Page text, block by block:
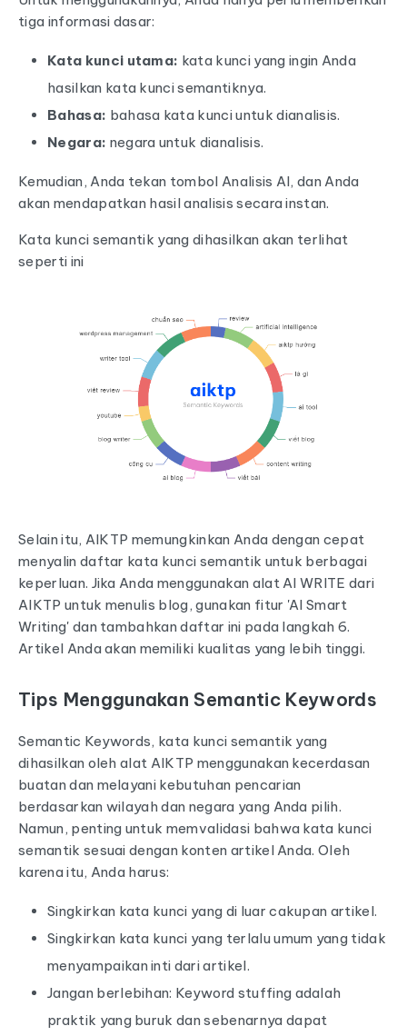
tiga informasi dasar:
Kata kunci utama: kata kunci yang ingin Anda
hasilkan kata kunci semantiknya.
Bahasa: bahasa kata kunci untuk dianalisis.
Negara: negara untuk dianalisis.
Kemudian, Anda tekan tombol Analisis AI, dan Anda
akan mendapatkan hasil analisis secara instan.
Kata kunci semantik yang dihasilkan akan terlihat
seperti ini
Selain itu, AIKTP memungkinkan Anda dengan cepat
menyalin daftar kata kunci semantik untuk berbagai
keperluan. Jika Anda menggunakan alat AI WRITE dari
AIKTP untuk menulis blog, gunakan fitur 'AI Smart
Writing' dan tambahkan daftar ini pada langkah 6.
Artikel Anda akan memiliki kualitas yang lebih tinggi.
Tips Menggunakan Semantic Keywords
Semantic Keywords, kata kunci semantik yang
dihasilkan oleh alat AIKTP menggunakan kecerdasan
buatan dan melayani kebutuhan pencarian
berdasarkan wilayah dan negara yang Anda pilih.
Namun, penting untuk memvalidasi bahwa kata kunci
semantik sesuai dengan konten artikel Anda. Oleh
karena itu, Anda harus:
Singkirkan kata kunci yang di luar cakupan artikel.
Singkirkan kata kunci yang terlalu umum yang tidak
menyampaikan inti dari artikel.
Jangan berlebihan: Keyword stuffing adalah
praktik yang buruk dan sebenarnya dapat